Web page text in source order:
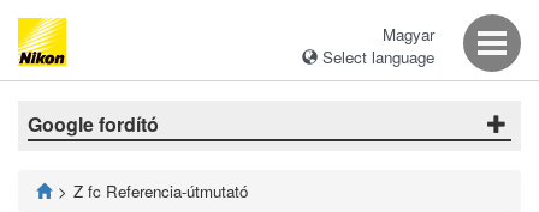
Magyar
Select language
Google fordító
Z fc Referencia-útmutató